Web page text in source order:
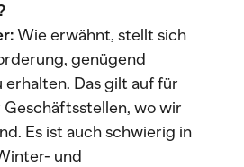
Wie erwähnt, stellt sich
genügend
Das gilt auf für
wo wir
Es ist auch schwierig in
und